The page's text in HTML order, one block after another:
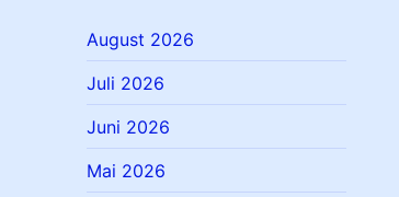
August 2026
Juli 2026
Juni 2026
Mai 2026